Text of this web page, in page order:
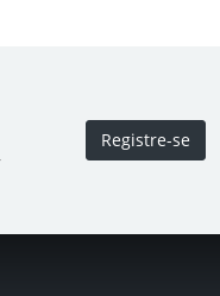
Registre-se